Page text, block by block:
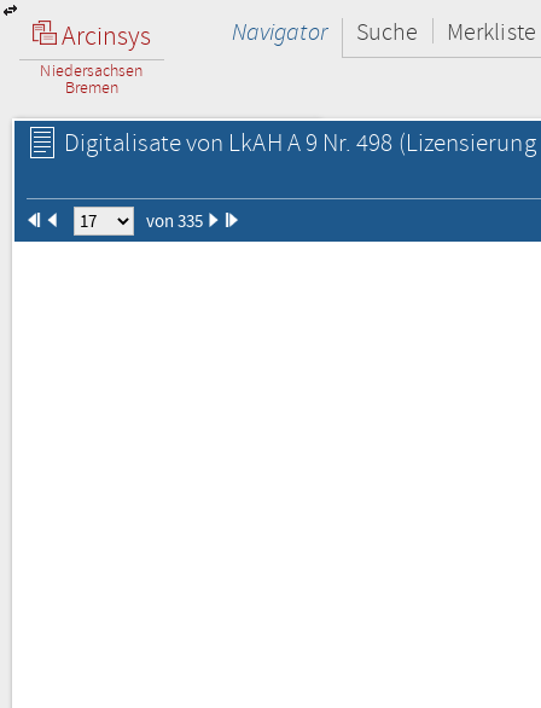
Arcinsys
Niedersachsen
Bremen
Navigator Suche Merkliste
Digitalisate von LkAH A 9 Nr. 498
von 335